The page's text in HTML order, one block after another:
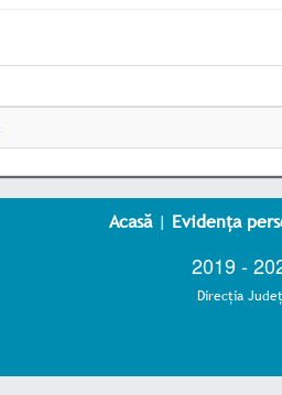
Acasă| Evidența
2019 -
Direcţia